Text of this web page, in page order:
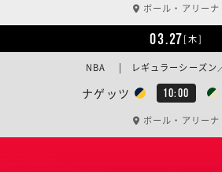
ボール・アリーナ
03.27[木]
ナゲッツ 10:00
NBA | レギュラーシーズン
ボール・アリーナ